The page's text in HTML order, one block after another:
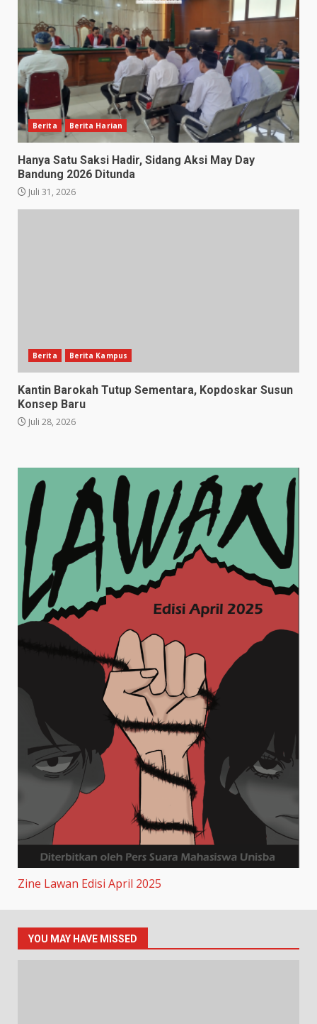
Berita Berita Harian
Hanya Satu Saksi Hadir, Sidang Aksi May Day
Bandung 2026 Ditunda
Juli 31, 2026
Berita Berita Kampus
Kantin Barokah Tutup Sementara, Kopdoskar Susun
Konsep Baru
Juli 28, 2026
Zine Lawan Edisi April 2025
YOU MAY HAVE MISSED